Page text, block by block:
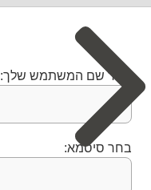
בחר שם המשתמש שלך:
בחר סיסמא: